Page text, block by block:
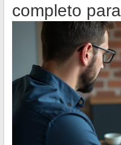
completo